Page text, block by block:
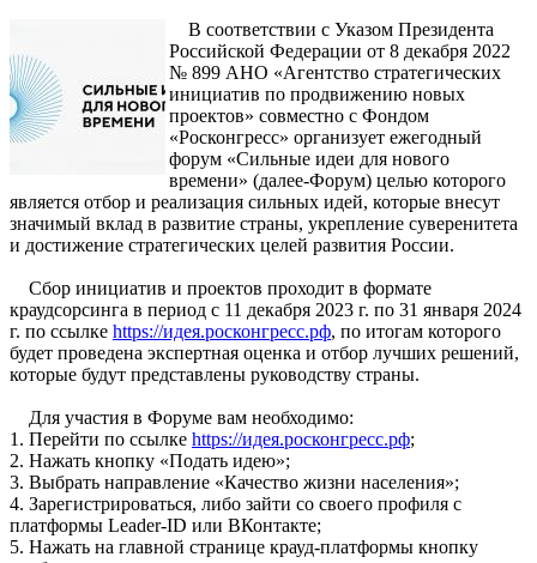
В соответствии с Указом Президента
Российской Федерации от 8 декабря 2022
№ 899 АНО «Агентство стратегических
инициатив по продвижению новых
проектов» совместно с Фондом
«Росконгресс» организует ежегодный
форум «Сильные идеи для нового
времени» (далее-Форум) целью которого
является отбор и реализация сильных идей, которые внесут
значимый вклад в развитие страны, укрепление суверенитета
и достижение стратегических целей развития России.
Сбор инициатив и проектов проходит в формате
краудсорсинга в период с 11 декабря 2023 г. по 31 января 2024
г. по ссылке https://идея.росконгресс.рф, по итогам которого
будет проведена экспертная оценка и отбор лучших решений,
которые будут представлены руководству страны.
Для участия в Форуме вам необходимо:
1. Перейти по ссылке https://идея.росконгресс.рф;
2. Нажать кнопку «Подать идею»;
3. Выбрать направление «Качество жизни населения»;
4. Зарегистрироваться, либо зайти со своего профиля с
платформы Leader-ID или ВКонтакте;
5. Нажать на главной странице крауд-платформы кнопку